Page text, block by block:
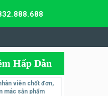
Hấp Dẫn
viên chốt đơn,
mác sản phẩm